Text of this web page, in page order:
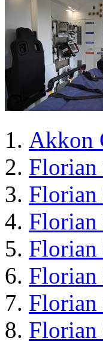
Akkon
Florian
Florian
Florian
Florian
Florian
Florian
Florian